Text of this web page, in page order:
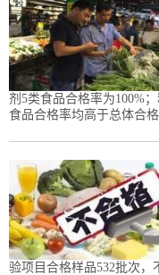
剂5类食品合格率为100%
食品合格率均高于总体合格
验项目合格样品532批次，